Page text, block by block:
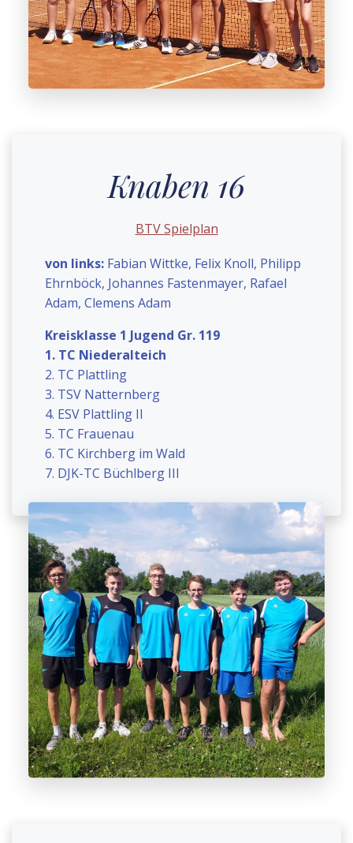
Knaben 16
BTV Spielplan
von links:Fabian Wittke, Felix Knoll, Philipp
Ehrnböck, Johannes Fastenmayer, Rafael
Adam, Clemens Adam
Kreisklasse 1 Jugend Gr. 119
1. TC Niederalteich
2. TC Plattling
3. TSV Natternberg
4. ESV Plattling II
5. TC Frauenau
6. TC Kirchberg im Wald
7. DJK-TC Büchlberg III